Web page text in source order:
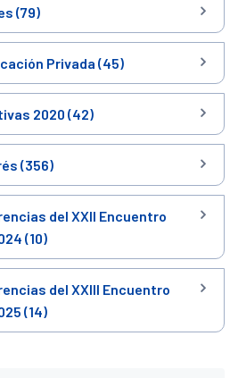
(79)
Privada (45)
2020 (42)
(356)
del XXII Encuentro
(10)
del XXIII Encuentro
(14)